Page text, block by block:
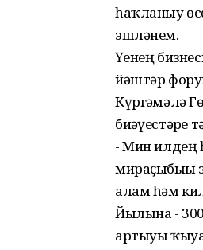
һаҡланыу
эшләнем.
Үҙенең
йәштәр
Күргәҙмәлә
- Мин илдең
мираҫыбыҙҙы
алам һәм
Йылына -
артыуы